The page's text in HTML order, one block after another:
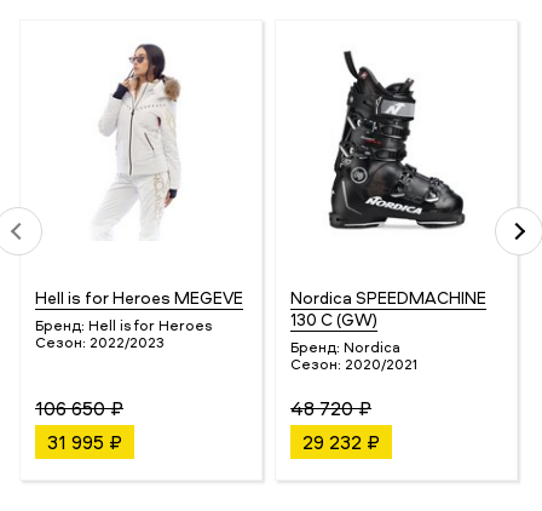
Hell is for Heroes MEGEVE
Бренд: Hell is for Heroes
Сезон: 2022/2023
106 650 ₽
31 995 ₽
Nordica SPEEDMACHINE
130 C (GW)
Бренд: Nordica
Сезон: 2020/2021
48 720 ₽
29 232 ₽